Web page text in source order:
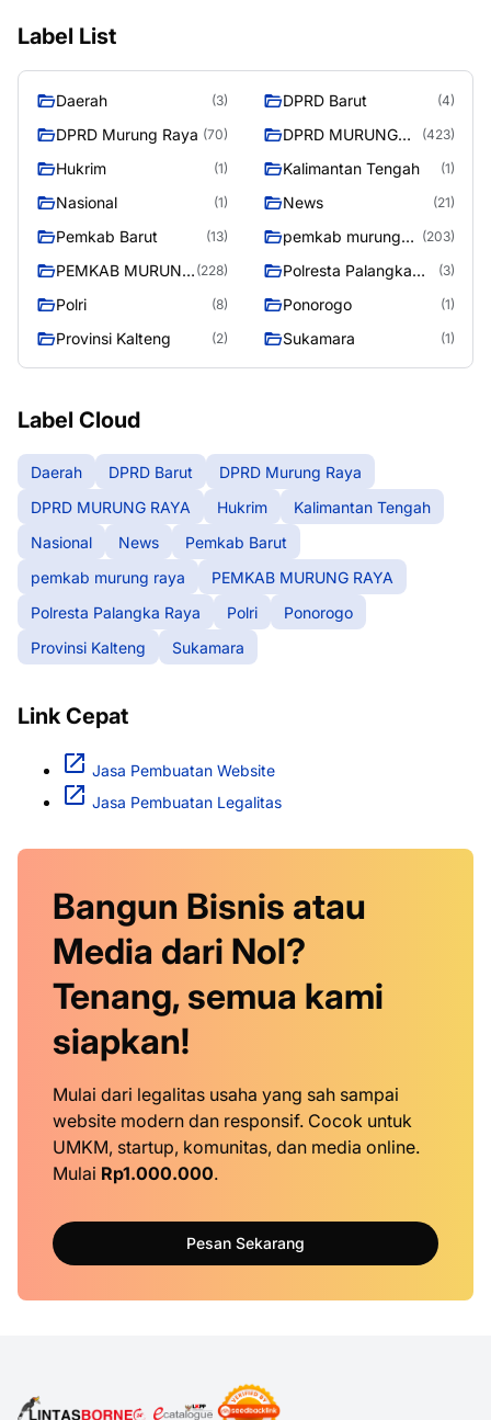
Label List
Daerah (3) DPRD Barut (4)
DPRD Murung Raya (70)
DPRD MURUNG
(423)
Hukrim (1) Kalimantan Tengah (1)
Nasional (1) News (21)
Pemkab Barut (13)
pemkab murung
(203)
PEMKAB MURUNG (228)
Polresta Palangka
(3)
Polri (8) Ponorogo (1)
Provinsi Kalteng (2) Sukamara (1)
Label Cloud
Daerah DPRD Barut
DPRD Murung Raya
DPRD MURUNG RAYA
Hukrim
Kalimantan Tengah
Nasional
News
Pemkab Barut
pemkab murung raya
PEMKAB MURUNG RAYA
Polresta Palangka Raya
Polri
Ponorogo
Provinsi Kalteng
Sukamara
Link Cepat
Jasa Pembuatan Website
Jasa Pembuatan Legalitas
Bangun Bisnis atau
Media dari Nol?
Tenang, semua kami
siapkan!
Mulai dari legalitas usaha yang sah sampai
website modern dan responsif. Cocok untuk
UMKM, startup, komunitas, dan media online.
Mulai Rp1.000.000.
Pesan Sekarang